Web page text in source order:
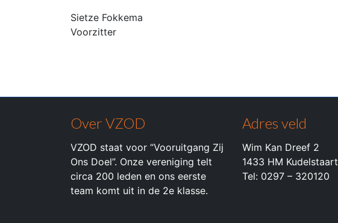
Sietze Fokkema
Voorzitter
Over VZOD
VZOD staat voor “Vooruitgang Zij
Ons Doel”. Onze vereniging telt
circa 200 leden en ons eerste
team komt uit in de 2e klasse.
Adres veld
Wim Kan Dreef 2
1433 HM Kudelstaart
Tel: 0297 – 320120